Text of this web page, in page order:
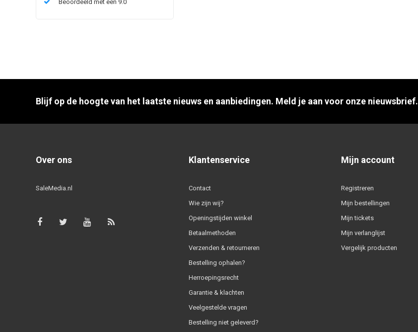
Beoordeeld met een 9.0
Blijf op de hoogte van het laatste nieuws en aanbiedingen. Meld je aan voor onze nieuwsbrief.
Over ons
SaleMedia.nl
Klantenservice
Contact
Wie zijn wij?
Openingstijden winkel
Betaalmethoden
Verzenden & retourneren
Bestelling ophalen?
Herroepingsrecht
Garantie & klachten
Veelgestelde vragen
Bestelling niet geleverd?
Mijn account
Registreren
Mijn bestellingen
Mijn tickets
Mijn verlanglijst
Vergelijk producten